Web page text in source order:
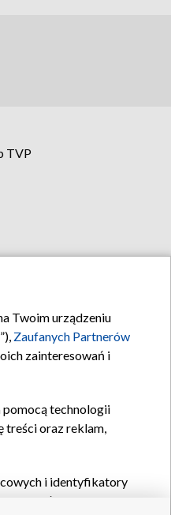
TVP
Twoim urządzeniu
Zaufanych Partnerów
zainteresowań i
pomocą technologii
treści oraz reklam,
i identyfikatory
pozostałych